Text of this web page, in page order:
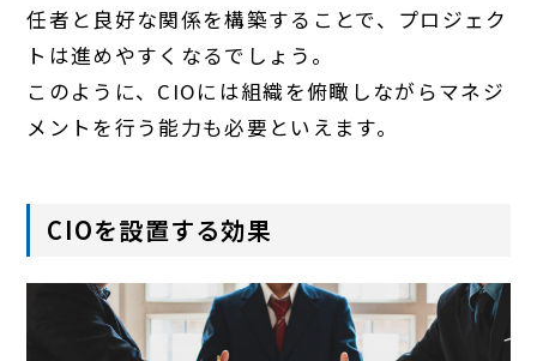
任者と良好な関係を構築することで、プロジェク
トは進めやすくなるでしょう。
このように、CIOには組織を俯瞰しながらマネジ
メントを行う能力も必要といえます。
CIOを設置する効果